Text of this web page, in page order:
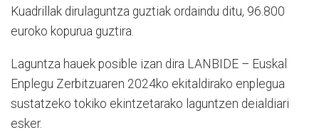
Kuadrillak dirulaguntza guztiak ordaindu ditu, 96.800
euroko kopurua guztira.
Laguntza hauek posible izan dira LANBIDE – Euskal
Enplegu Zerbitzuaren 2024ko ekitaldirako enplegua
sustatzeko tokiko ekintzetarako laguntzen deialdiari
esker.